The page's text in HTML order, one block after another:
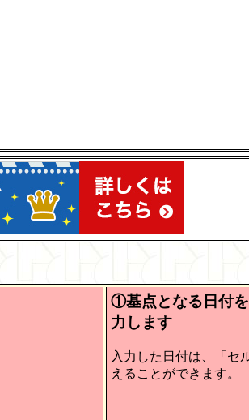
①基点となる日付
力します
入力した日付は、「セ
えることができます。